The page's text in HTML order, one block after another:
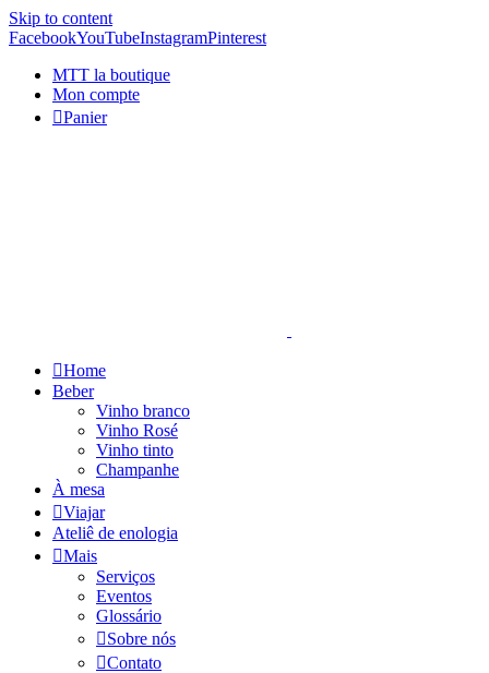
Skip to content
FacebookYouTubeInstagramPinterest
MTT la boutique
Mon compte
Panier
Home
Beber
Vinho branco
Vinho Rosé
Vinho tinto
Champanhe
À mesa
Viajar
Ateliê de enologia
Mais
Serviços
Eventos
Glossário
Sobre nós
Contato